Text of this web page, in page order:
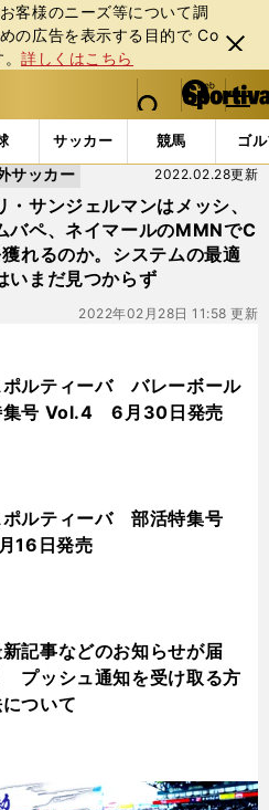
客様のニーズ等について調
の広告を表⽰する⽬的で Co
。詳しくはこちら
閉じ
る
web Sportiva (webスポルティーバ)
検索
マイペ
ー
ジ
メニュ
サッカー 競馬 ゴ
ス・ 情報
・サンジェルマンはメッシ、
バペ、ネイマールのMMNでC
れるのか。システムの最適
いまだ見つからず
2022.02.28更新
サッカー
2022年02月28日 11:58 更新
ポルティーバ バレーボール
集号 Vol.4 6月30日発売
ポルティーバ 部活特集号
16日発売
記事などのお知らせが届
プッシュ通知を受け取る方
ついて